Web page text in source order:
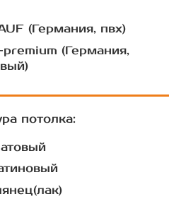
(Германия, пвх)
premium (Германия,
потолка: